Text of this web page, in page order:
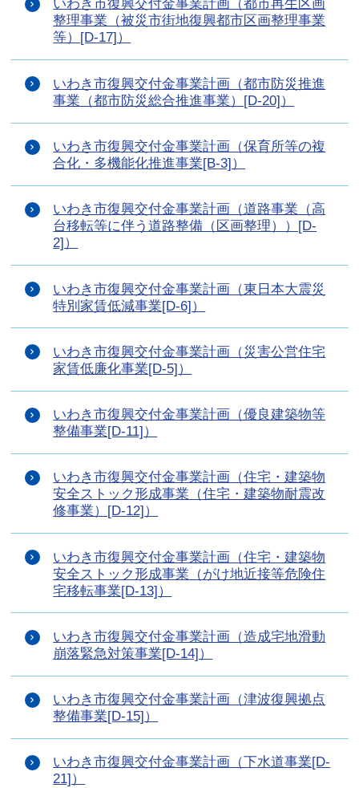
いわき市復興交付金事業計画（都市再生区画
整理事業（被災市街地復興都市区画整理事業
等）[D-17]）
いわき市復興交付金事業計画（都市防災推進
事業（都市防災総合推進事業）[D-20]）
いわき市復興交付金事業計画（保育所等の複
合化・多機能化推進事業[B-3]）
いわき市復興交付金事業計画（道路事業（高
台移転等に伴う道路整備（区画整理））[D-
2]）
いわき市復興交付金事業計画（東日本大震災
特別家賃低減事業[D-6]）
いわき市復興交付金事業計画（災害公営住宅
家賃低廉化事業[D-5]）
いわき市復興交付金事業計画（優良建築物等
整備事業[D-11]）
いわき市復興交付金事業計画（住宅・建築物
安全ストック形成事業（住宅・建築物耐震改
修事業）[D-12]）
いわき市復興交付金事業計画（住宅・建築物
安全ストック形成事業（がけ地近接等危険住
宅移転事業[D-13]）
いわき市復興交付金事業計画（造成宅地滑動
崩落緊急対策事業[D-14]）
いわき市復興交付金事業計画（津波復興拠点
整備事業[D-15]）
いわき市復興交付金事業計画（下水道事業[D-
21]）